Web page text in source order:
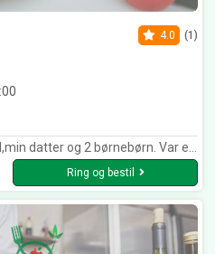
4.0 (1)
Men svært når der ikke var flere på job. Så kære ny medarbejder. Husk første dag er svært. Og du skal nok lære det. Synes faktisk fremover den som planlægger hvem som skal være på job. Fremover burde være en fast medarbejder på en ny medarbejder. SÅ Undgår så lang ventetid og evt klager
Ring og bestil